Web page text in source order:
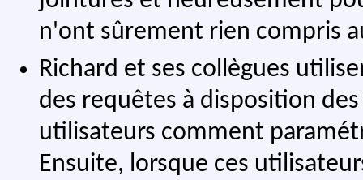
n'ont sûrement rien compris
Richard et ses collègues
des requêtes à disposition
utilisateurs comment
Ensuite, lorsque ces